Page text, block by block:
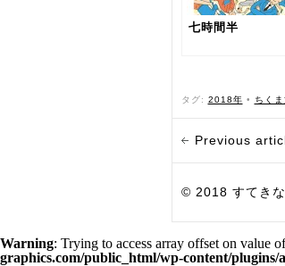
七時間半
タグ: 2018年 • ちく
Previous
© 2018 すてき
Warning: Trying to access array offset on value
graphics.com/public_html/wp-content/plugins/